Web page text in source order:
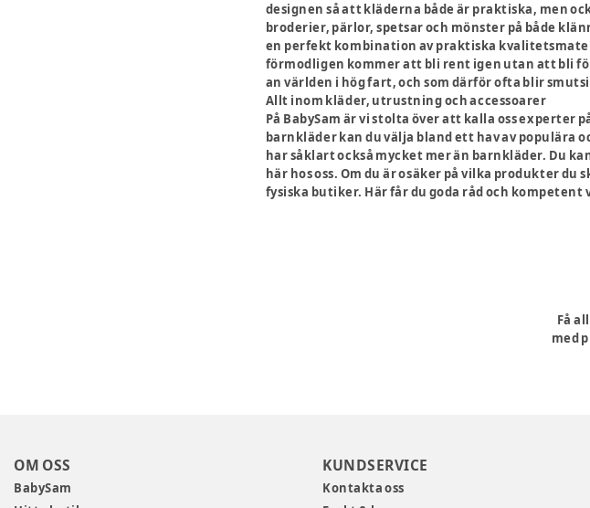
designen så att kläderna både är praktiska, men
broderier, pärlor, spetsar och mönster på både
en perfekt kombination av praktiska
förmodligen kommer att bli rent igen utan att bli
an världen i hög fart, och som därför ofta blir
Allt inom kläder, utrustning och accessoarer
På BabySam är vi stolta över att kalla oss
barnkläder kan du välja bland ett hav av populära
har såklart också mycket mer än barnkläder. Du
här hos oss. Om du är osäker på vilka produkter
fysiska butiker. Här får du goda råd och
Få
med
OM OSS
BabySam
KUNDSERVICE
Kontakta oss